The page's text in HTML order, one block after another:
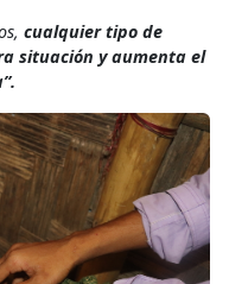
cualquier tipo de
situación y aumenta el